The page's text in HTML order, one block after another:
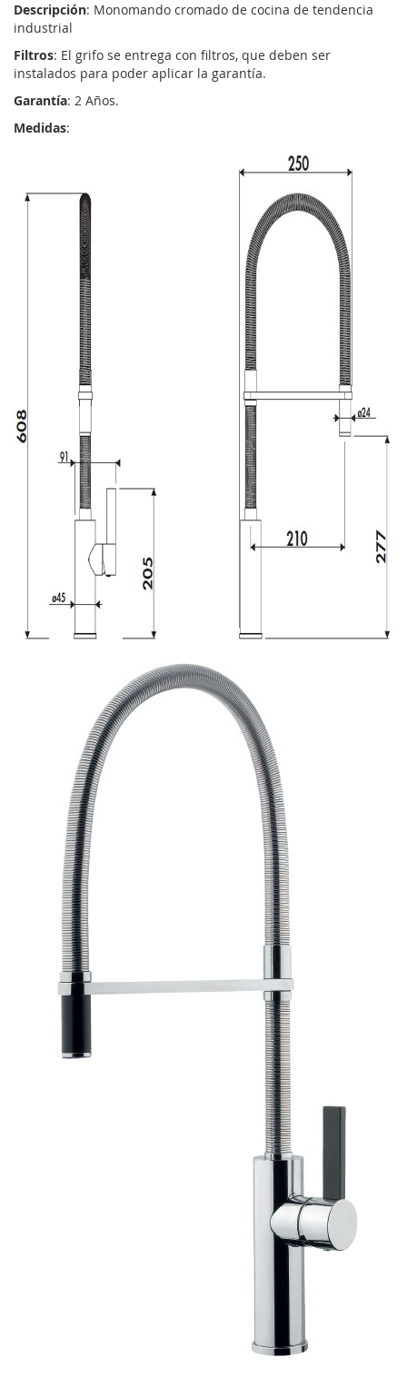
Descripción: Monomando cromado de cocina de tendencia
industrial
Filtros: El grifo se entrega con filtros, que deben ser
instalados para poder aplicar la garantía.
Garantía: 2 Años.
Medidas: